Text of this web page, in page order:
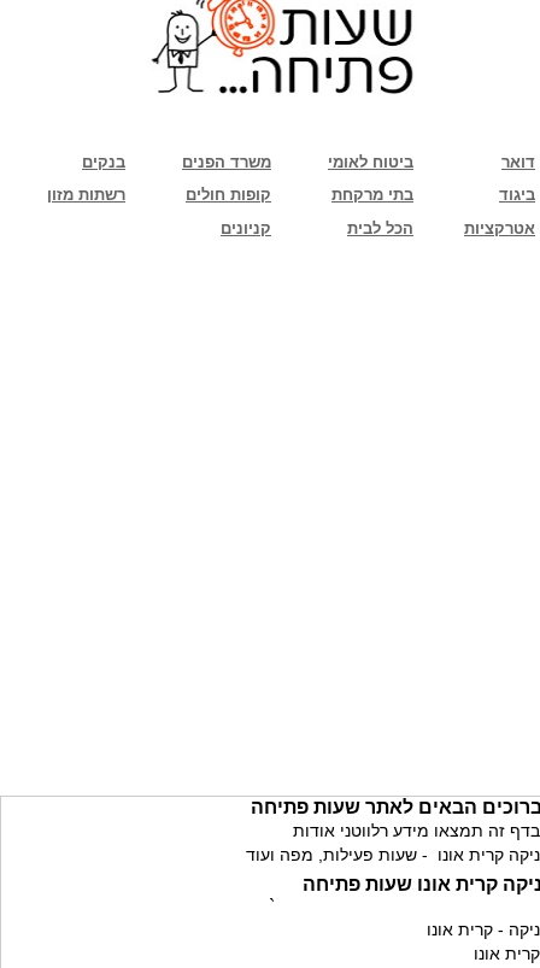
בנקים משרד הפנים ביטוח לאומי
דואר
רשתות מזון
קופות חולים בתי מרקחת
ביגוד
קניונים
הכל לבית אטרקציות
הבאים לאתר שעות פתיחה
בדף זה תמצאו מידע רלווטני אודות
ניקה קרית אונו - שעות פעילות, מפה ועוד
קרית אונו שעות פתיחה
`
ניקה - קרית אונו
קרית אונו